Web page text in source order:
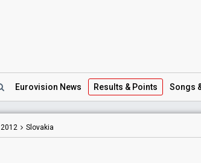
Eurovision News Results & Points Songs
2012 Slovakia